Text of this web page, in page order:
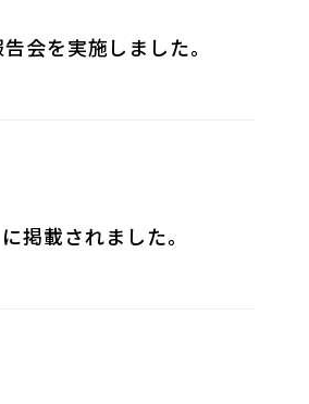
会を実施しました。
掲載されました。